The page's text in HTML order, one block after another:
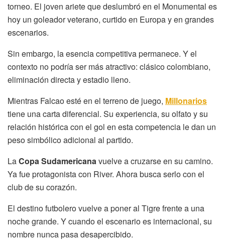
torneo. El joven ariete que deslumbró en el Monumental es
hoy un goleador veterano, curtido en Europa y en grandes
escenarios.
Sin embargo, la esencia competitiva permanece. Y el
contexto no podría ser más atractivo: clásico colombiano,
eliminación directa y estadio lleno.
Mientras Falcao esté en el terreno de juego, Millonarios
tiene una carta diferencial. Su experiencia, su olfato y su
relación histórica con el gol en esta competencia le dan un
peso simbólico adicional al partido.
LaCopa Sudamericanavuelve a cruzarse en su camino.
Ya fue protagonista con River. Ahora busca serlo con el
club de su corazón.
El destino futbolero vuelve a poner al Tigre frente a una
noche grande. Y cuando el escenario es internacional, su
nombre nunca pasa desapercibido.